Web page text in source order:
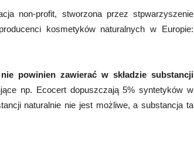
non-profit, stworzona przez stpwarzyszenie
kosmetyków naturalnych w Europie:
powinien zawierać w składzie substancji
np. Ecocert dopuszczają 5% syntetyków w
naturalnie nie jest możliwe, a substancja ta